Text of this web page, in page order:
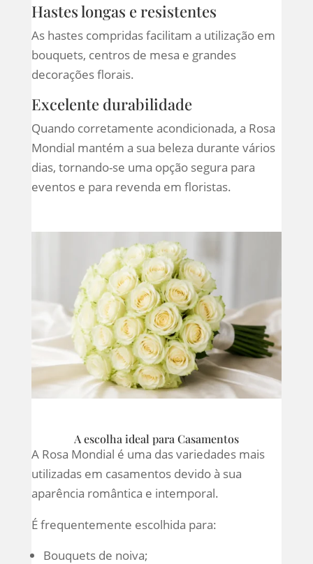
Hastes longas e resistentes
As hastes compridas facilitam a utilização em
bouquets, centros de mesa e grandes
decorações florais.
Excelente durabilidade
Quando corretamente acondicionada, a Rosa
Mondial mantém a sua beleza durante vários
dias, tornando-se uma opção segura para
eventos e para revenda em floristas.
A escolha ideal para Casamentos
A Rosa Mondial é uma das variedades mais
utilizadas em casamentos devido à sua
aparência romântica e intemporal.
É frequentemente escolhida para:
Bouquets de noiva;